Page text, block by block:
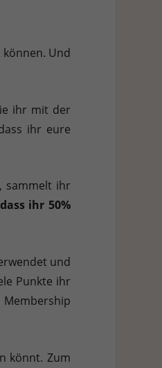
Und
ihr mit der
ihr eure
sammelt ihr
dass ihr 50%
und
Punkte ihr
könnt. Zum